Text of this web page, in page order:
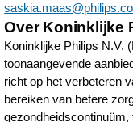
Over Koninklijke
Koninklijke Philips N.V.
toonaangevende
richt op het verbeteren
bereiken van betere